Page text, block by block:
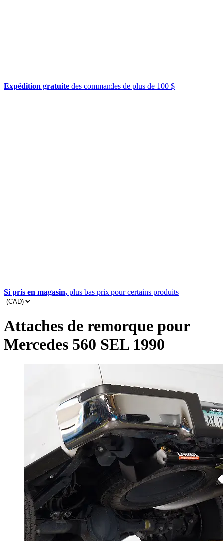
Expédition gratuite des commandes de plus de 100 $
Si pris en magasin, plus bas prix pour certains produits
Attaches de remorque pour
Mercedes 560 SEL 1990